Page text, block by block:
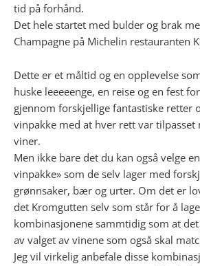
tid på forhånd.
Det hele startet med bulder og brak
Champagne på Michelin restauranten
Dette er et måltid og en opplevelse
huske leeeeenge, en reise og en fest
gjennom forskjellige fantastiske retter
vinpakke med at hver rett var tilpasset
viner.
Men ikke bare det du kan også velge
vinpakke» som de selv lager med
grønnsaker, bær og urter. Om det er
det Kromgutten selv som står for å
kombinasjonene sammtidig som at
av valget av vinene som også skal
Jeg vil virkelig anbefale disse